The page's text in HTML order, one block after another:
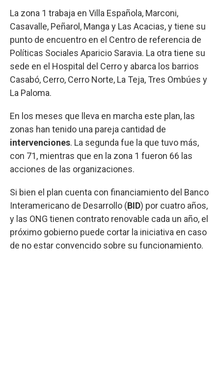
La zona 1 trabaja en Villa Española, Marconi,
Casavalle, Peñarol, Manga y Las Acacias, y tiene su
punto de encuentro en el Centro de referencia de
Políticas Sociales Aparicio Saravia. La otra tiene su
sede en el Hospital del Cerro y abarca los barrios
Casabó, Cerro, Cerro Norte, La Teja, Tres Ombúes y
La Paloma.
En los meses que lleva en marcha este plan, las
zonas han tenido una pareja cantidad de
intervenciones. La segunda fue la que tuvo más,
con 71, mientras que en la zona 1 fueron 66 las
acciones de las organizaciones.
Si bien el plan cuenta con financiamiento del Banco
Interamericano de Desarrollo (BID) por cuatro años,
y las ONG tienen contrato renovable cada un año, el
próximo gobierno puede cortar la iniciativa en caso
de no estar convencido sobre su funcionamiento.